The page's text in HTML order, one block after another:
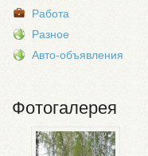
Работа
Разное
Авто-объявления
Фотогалерея